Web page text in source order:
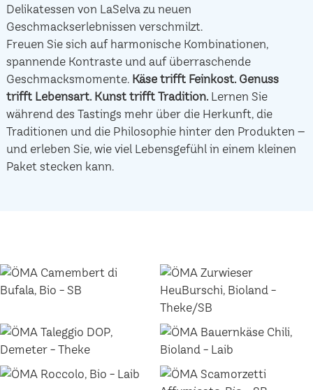
Delikatessen von LaSelva zu neuen
Geschmackserlebnissen verschmilzt.
Freuen Sie sich auf harmonische Kombinationen,
spannende Kontraste und auf überraschende
Geschmacksmomente. Käse trifft Feinkost. Genuss
trifft Lebensart. Kunst trifft Tradition.Lernen Sie
während des Tastings mehr über die Herkunft, die
Traditionen und die Philosophie hinter den Produkten –
und erleben Sie, wie viel Lebensgefühl in einem kleinen
Paket stecken kann.